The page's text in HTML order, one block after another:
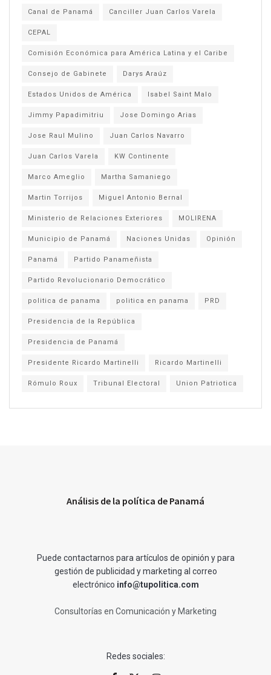
Canal de Panamá Canciller Juan Carlos Varela
CEPAL
Comisión Económica para América Latina y el Caribe
Consejo de Gabinete Darys Araúz
Estados Unidos de América Isabel Saint Malo
Jimmy Papadimitriu Jose Domingo Arias
Jose Raul Mulino Juan Carlos Navarro
Juan Carlos Varela KW Continente
Marco Ameglio Martha Samaniego
Martin Torrijos Miguel Antonio Bernal
Ministerio de Relaciones Exteriores MOLIRENA
Municipio de Panamá Naciones Unidas Opinión
Panamá Partido Panameñista
Partido Revolucionario Democrático
politica de panama politica en panama PRD
Presidencia de la República
Presidencia de Panamá
Presidente Ricardo Martinelli Ricardo Martinelli
Rómulo Roux Tribunal Electoral Union Patriotica
Análisis de la política de Panamá
Puede contactarnos para artículos de opinión y para
gestión de publicidad y marketing al correo
electrónico info@tupolitica.com
Consultorías en Comunicación y Marketing
Redes sociales: